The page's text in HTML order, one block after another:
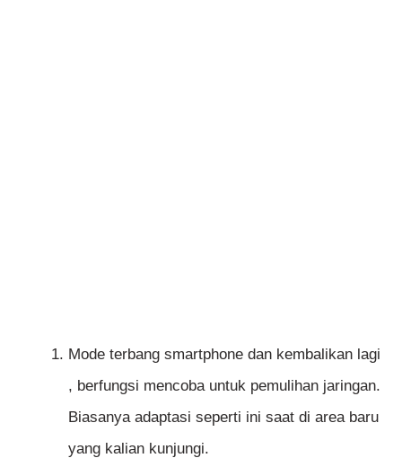
Mode terbang smartphone dan kembalikan lagi
, berfungsi mencoba untuk pemulihan jaringan.
Biasanya adaptasi seperti ini saat di area baru
yang kalian kunjungi.